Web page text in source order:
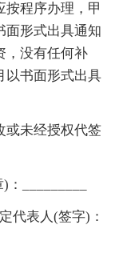
按程序办理，甲
面形式出具通知
，没有任何补
以书面形式出具
或未经授权代签
_________
代表人(签字)：